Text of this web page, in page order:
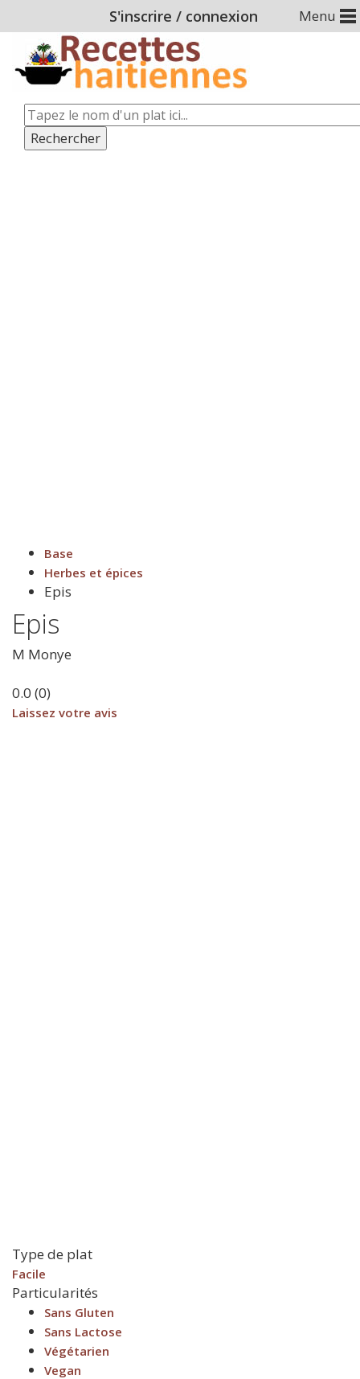
Menu
S'inscrire / connexion
Rechercher
Base
Herbes et épices
Epis
Epis
M Monye
0.0 (0)
Laissez votre avis
Type de plat
Facile
Particularités
Sans Gluten
Sans Lactose
Végétarien
Vegan